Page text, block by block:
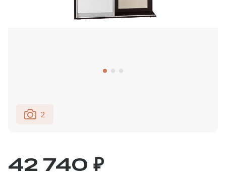
2
42 740 ₽